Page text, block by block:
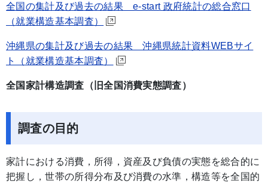
全国の集計及び過去の結果 e-start 政府統計の総合窓口
（就業構造基本調査）
沖縄県の集計及び過去の結果 沖縄県統計資料WEBサイ
ト（就業構造基本調査）
全国家計構造調査（旧全国消費実態調査）
調査の目的
家計における消費，所得，資産及び負債の実態を総合的に
把握し，世帯の所得分布及び消費の水準，構造等を全国的